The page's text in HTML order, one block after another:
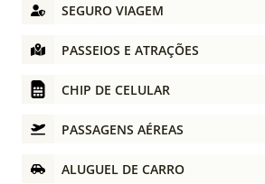
SEGURO VIAGEM
PASSEIOS E ATRAÇÕES
CHIP DE CELULAR
PASSAGENS AÉREAS
ALUGUEL DE CARRO